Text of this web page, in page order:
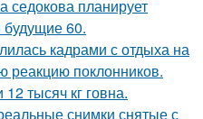
седокова планирует
будущие 60.
кадрами с отдыха на
реакцию поклонников.
тысяч кг говна.
снимки снятые с